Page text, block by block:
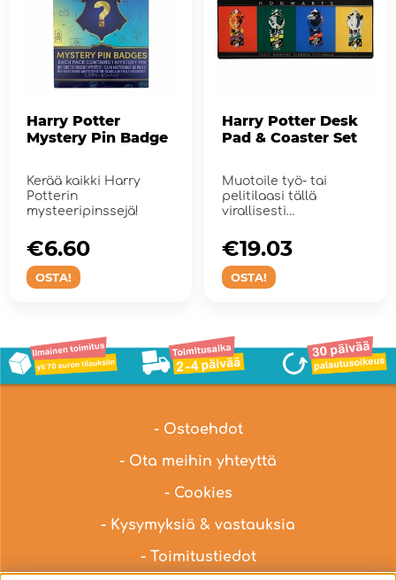
Harry Potter
Mystery Pin Badge
Kerää kaikki Harry
Potterin
mysteeripinssejä!
OSTA!
€6.60
Harry Potter Desk
Pad & Coaster Set
Muotoile työ- tai
pelitilaasi tällä
virallisesti
Pott...
OSTA!
€19.03
- Ostoehdot
- Ota meihin yhteyttä
- Cookies
- Kysymyksiä & vastauksia
- Toimitustiedot